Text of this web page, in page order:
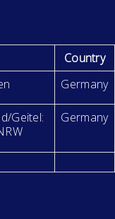
Country
Germany
Geitel:
Germany